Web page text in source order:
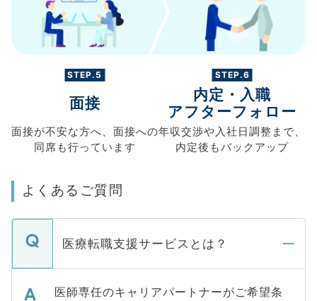
STEP.5
面接
面接が不安な方へ、 面接への
同席も行っています
STEP.6
内定・入職
アフターフォロー
年収交渉や入社日調整まで、
内定後もバックアップ
よくあるご質問
医療転職支援サービスとは？
医師専任のキャリアパートナーがご希望条